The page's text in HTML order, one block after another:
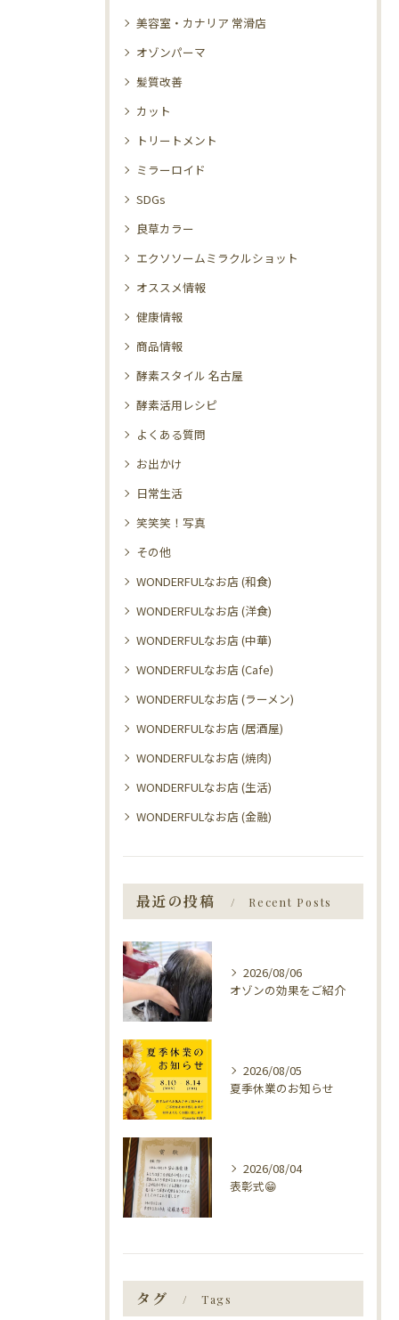
美容室・カナリア 常滑店
オゾンパーマ
髪質改善
カット
トリートメント
ミラーロイド
SDGs
良草カラー
エクソソームミラクルショット
オススメ情報
健康情報
商品情報
酵素スタイル 名古屋
酵素活用レシピ
よくある質問
お出かけ
日常生活
笑笑笑！写真
その他
WONDERFULなお店 (和食)
WONDERFULなお店 (洋食)
WONDERFULなお店 (中華)
WONDERFULなお店 (Cafe)
WONDERFULなお店 (ラーメン)
WONDERFULなお店 (居酒屋)
WONDERFULなお店 (焼肉)
WONDERFULなお店 (生活)
WONDERFULなお店 (金融)
最近の投稿 Recent Posts
2026/08/06
オゾンの効果をご紹介
2026/08/05
夏季休業のお知らせ
2026/08/04
表彰式😁
タグ Tags